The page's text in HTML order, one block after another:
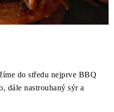
do středu nejprve BBQ
dále nastrouhaný sýr a